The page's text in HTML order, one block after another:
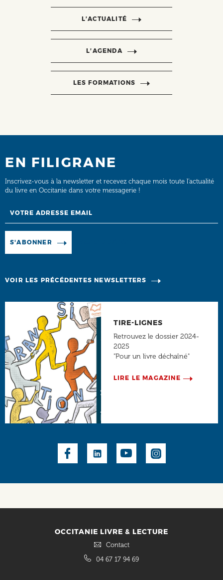
L’ACTUALITÉ
L’AGENDA
LES FORMATIONS
EN FILIGRANE
Inscrivez-vous à la newsletter et recevez chaque mois toute l’actualité
du livre en Occitanie dans votre messagerie !
S'ABONNER
VOIR LES PRÉCÉDENTES NEWSLETTERS
TIRE-LIGNES
Retrouvez le dossier 2024-
2025
"Pour un livre déchaîné"
LIRE LE MAGAZINE
OCCITANIE LIVRE & LECTURE
Contact
04 67 17 94 69